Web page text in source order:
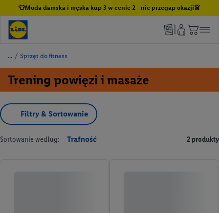
👕Moda damska i męska kup 3 w cenie 2 - nie przegap okazji👗
/ Sprzęt do fitness
Trening powięzi i masaże
Filtry & Sortowanie
Sortowanie według: Trafność 2 produkty